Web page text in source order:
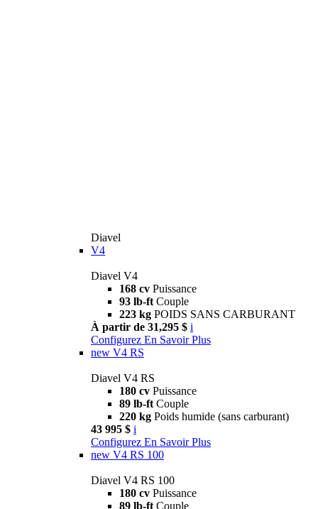
Diavel
V4
Diavel V4
168 cv Puissance
93 lb-ft Couple
223 kg POIDS SANS CARBURANT
À partir de 31,295 $ i
Configurez En Savoir Plus
new V4 RS
Diavel V4 RS
180 cv Puissance
89 lb-ft Couple
220 kg Poids humide (sans carburant)
43 995 $ i
Configurez En Savoir Plus
new V4 RS 100
Diavel V4 RS 100
180 cv Puissance
89 lb-ft Couple